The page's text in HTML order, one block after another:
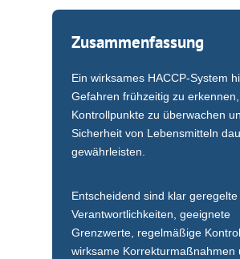
Zusammenfassung
Ein wirksames HACCP-System
Gefahren frühzeitig zu
Kontrollpunkte zu überwachen
Sicherheit von Lebensmitteln
gewährleisten.
Entscheidend sind klar geregelte
Verantwortlichkeiten, geeignete
Grenzwerte, regelmäßige
wirksame Korrekturmaßnahmen